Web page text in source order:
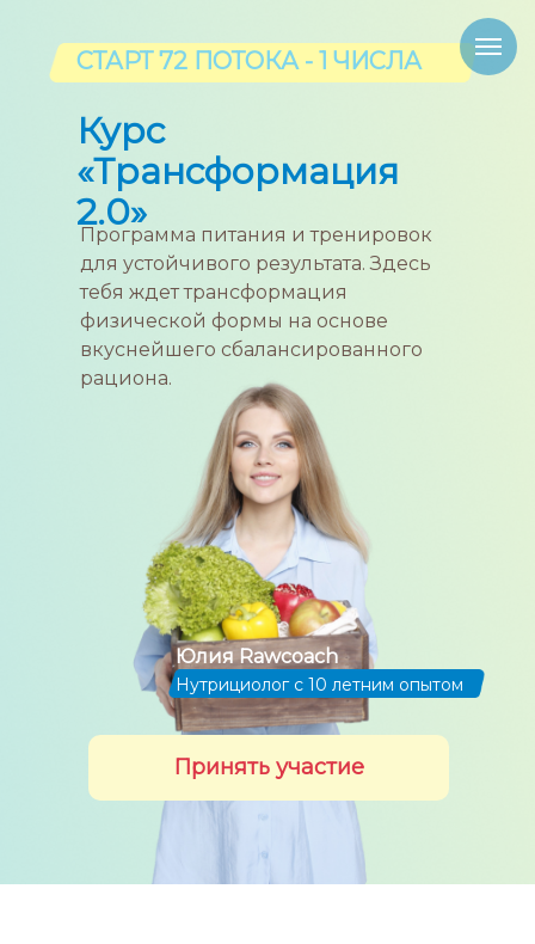
Программа питания и тренировок
для устойчивого результата. Здесь
тебя ждет трансформация
физической формы на основе
вкуснейшего сбалансированного
рациона.
Принять участие
СТАРТ 72 ПОТОКА - 1 ЧИСЛА
Юлия Rawcoach
Нутрициолог с 10 летним опытом
Курс
«Трансформация
2.0»